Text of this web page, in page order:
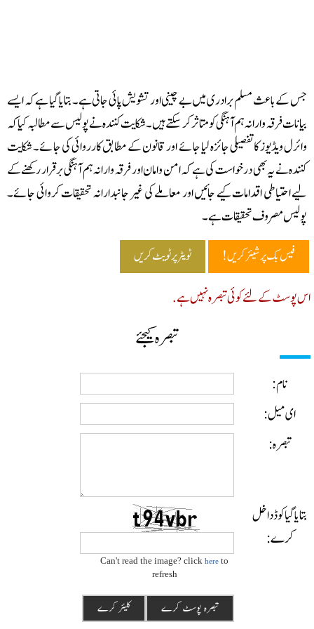
کے باعث مسلم برادری میں بے چینی اور تشویش پائی جاتی ہے۔ بتایا گیا ہے کہ ایسے
فرقہ وارانہ ہم آہنگی کو متاثر کر سکتے ہیں۔ شکایت کنندہ نے پولیس سے مطالبہ کیا کہ
ویڈیوز کا تفصیلی جائزہ لیا جائے اور قانون کے مطابق کارروائی کی جائے۔ شکایت
نے یہ بھی درخواست کی ہے کہ امن و امان اور فرقہ وارانہ ہم آہنگی برقرار رکھنے کے
احتیاطی اقدامات کیے جائیں اور معاملے کی غیر جانبدارانہ تحقیقات کروائی جائے۔
مصروف تحقیقات ہے۔
فیس بک پر شیئر کریں! ٹویٹر پر ٹویٹ کریں
کے لئے کوئی تبصرہ نہیں ہے.
تبصرہ کیجئے
نام:
ای میل:
تبصرہ:
گیا کوڈ داخل
کرے:
Can't read the image? clickhere
refresh